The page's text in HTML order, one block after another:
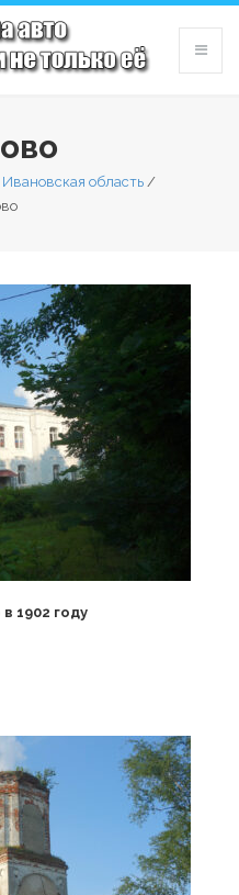
Ивановская область /
1902 году